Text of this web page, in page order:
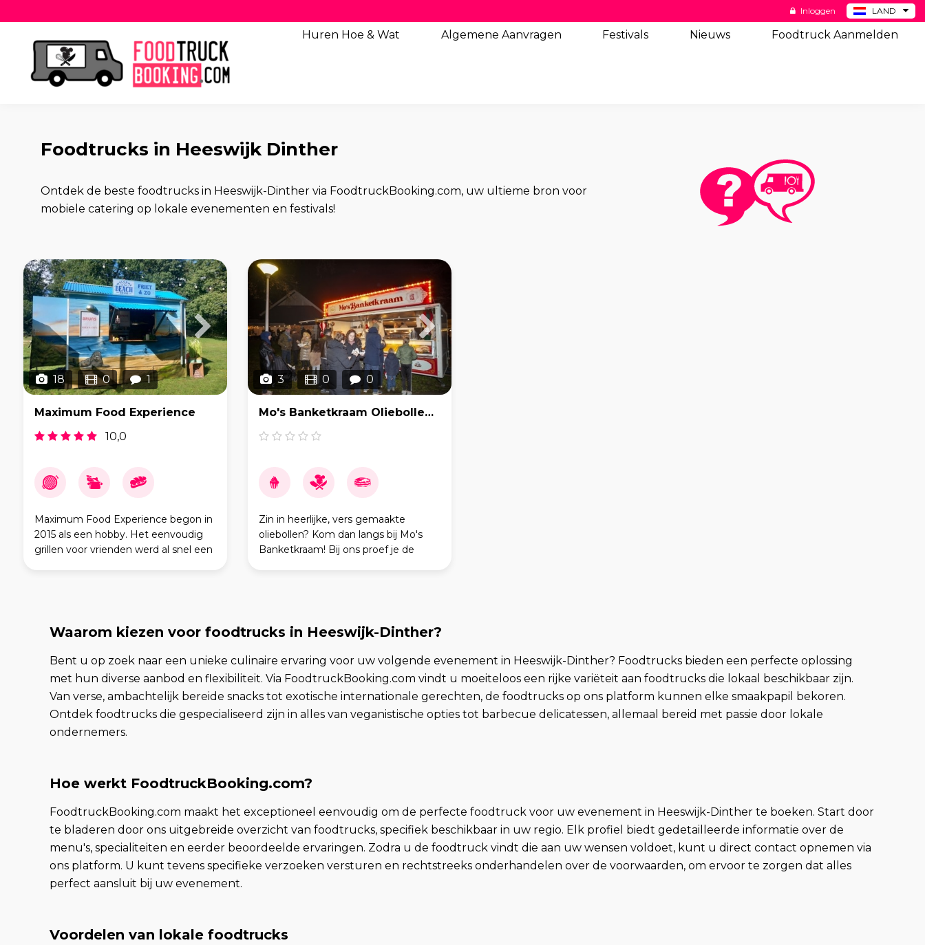
LAND
BE
Inloggen
Huren Hoe & Wat Algemene Aanvragen Festivals Nieuws Foodtruck Aanmelden
Foodtrucks in Heeswijk Dinther
Ontdek de beste foodtrucks in Heeswijk-Dinther via FoodtruckBooking.com, uw ultieme bron voor
mobiele catering op lokale evenementen en festivals!
18 0 1
Maximum Food Experience
10,0
Maximum Food Experience begon in
2015 als een hobby. Het eenvoudig
grillen voor vrienden werd al snel een
3 0 0
Mo's Banketkraam Oliebollen Oliebollenkraam
Zin in heerlijke, vers gemaakte
oliebollen? Kom dan langs bij Mo's
Banketkraam! Bij ons proef je de
Waarom kiezen voor foodtrucks in Heeswijk-Dinther?
Bent u op zoek naar een unieke culinaire ervaring voor uw volgende evenement in Heeswijk-Dinther? Foodtrucks bieden een perfecte oplossing
met hun diverse aanbod en flexibiliteit. Via FoodtruckBooking.com vindt u moeiteloos een rijke variëteit aan foodtrucks die lokaal beschikbaar zijn.
Van verse, ambachtelijk bereide snacks tot exotische internationale gerechten, de foodtrucks op ons platform kunnen elke smaakpapil bekoren.
Ontdek foodtrucks die gespecialiseerd zijn in alles van veganistische opties tot barbecue delicatessen, allemaal bereid met passie door lokale
ondernemers.
Hoe werkt FoodtruckBooking.com?
FoodtruckBooking.com maakt het exceptioneel eenvoudig om de perfecte foodtruck voor uw evenement in Heeswijk-Dinther te boeken. Start door
te bladeren door ons uitgebreide overzicht van foodtrucks, specifiek beschikbaar in uw regio. Elk profiel biedt gedetailleerde informatie over de
menu's, specialiteiten en eerder beoordeelde ervaringen. Zodra u de foodtruck vindt die aan uw wensen voldoet, kunt u direct contact opnemen via
ons platform. U kunt tevens specifieke verzoeken versturen en rechtstreeks onderhandelen over de voorwaarden, om ervoor te zorgen dat alles
perfect aansluit bij uw evenement.
Voordelen van lokale foodtrucks